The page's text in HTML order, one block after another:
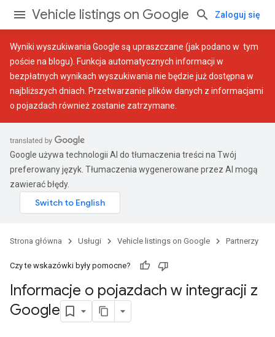
Vehicle listings on Google Zaloguj się
Wyniki wyszukiwania Google są upraszczane (jak podano w tym
poście na blogu). Funkcja automatycznych informacji w
bezpłatnych wynikach wyszukiwania nie będzie już dostępna w
najbliższych dniach. Przetwarzanie plików danych z informacjami
o pojazdach również zostanie zatrzymane.
Google używa technologii AI do tłumaczenia treści na Twój
preferowany język. Tłumaczenia wygenerowane przez AI mogą
zawierać błędy.
Strona główna Usługi Vehicle listings on Google Partnerzy
Czy te wskazówki były pomocne?
Informacje o pojazdach w integracji z
Google